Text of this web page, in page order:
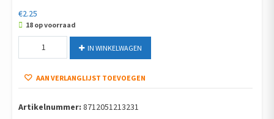
€2.25
18 op voorraad
IN WINKELWAGEN
AAN VERLANGLIJST TOEVOEGEN
Artikelnummer: 8712051213231